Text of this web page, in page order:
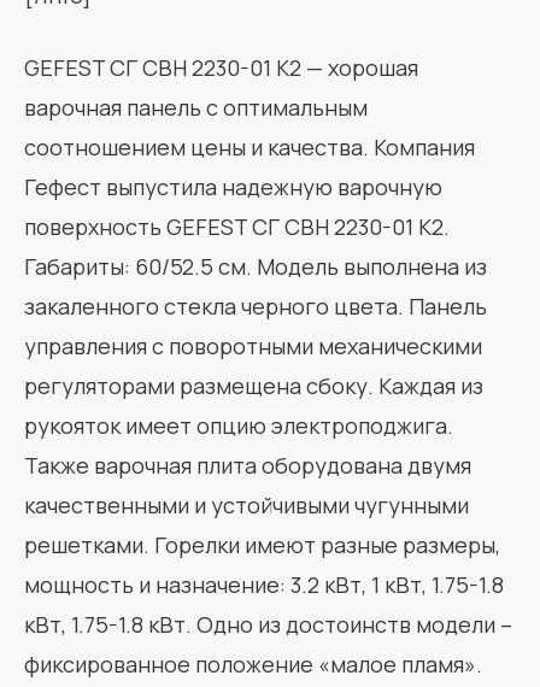
GEFEST СГ СВН 2230-01 К2 — хорошая
варочная панель с оптимальным
соотношением цены и качества. Компания
Гефест выпустила надежную варочную
поверхность GEFEST СГ СВН 2230-01 К2.
Габариты: 60/52.5 см. Модель выполнена из
закаленного стекла черного цвета. Панель
управления с поворотными механическими
регуляторами размещена сбоку. Каждая из
рукояток имеет опцию электроподжига.
Также варочная плита оборудована двумя
качественными и устойчивыми чугунными
решетками. Горелки имеют разные размеры,
мощность и назначение: 3.2 кВт, 1 кВт, 1.75-1.8
кВт, 1.75-1.8 кВт. Одно из достоинств модели –
фиксированное положение «малое пламя».